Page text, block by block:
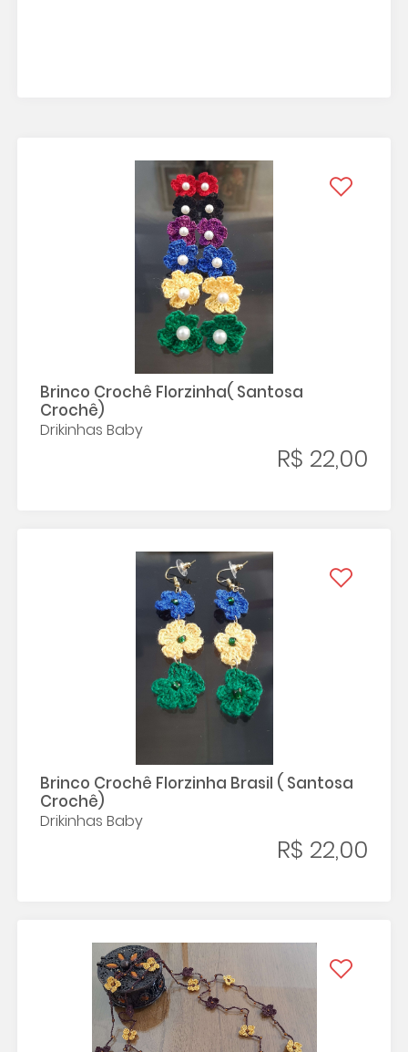
Brinco Crochê Florzinha( Santosa
Crochê)
Drikinhas Baby
R$ 22,00
Brinco Crochê Florzinha Brasil ( Santosa
Crochê)
Drikinhas Baby
R$ 22,00